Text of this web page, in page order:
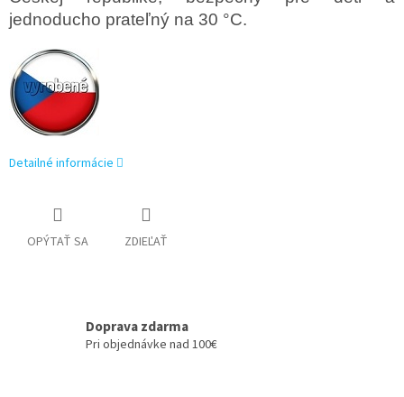
jednoducho prateľný na 30 °C.
Detailné informácie
OPÝTAŤ SA ZDIEĽAŤ
Doprava zdarma
Pri objednávke nad 100€